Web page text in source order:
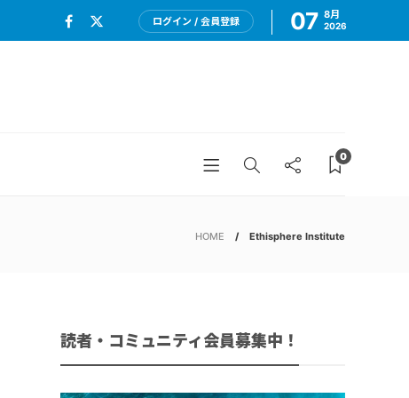
ログイン / 会員登録 07 8月
2026
0
HOME Ethisphere Institute
読者・コミュニティ会員募集中！